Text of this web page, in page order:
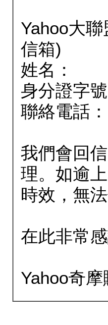
Yahoo大
信箱)
姓名：
身分證字號
聯絡電話：
我們會回
理。如逾
時效，無
在此非常
Yahoo奇